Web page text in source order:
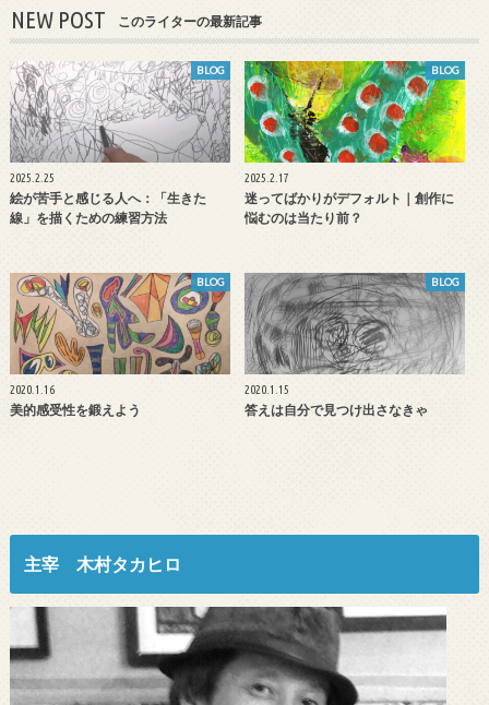
NEW POST このライターの最新記事
BLOG
2025.2.25
絵が苦手と感じる人へ：「生きた
線」を描くための練習方法
BLOG
2025.2.17
迷ってばかりがデフォルト｜創作に
悩むのは当たり前？
BLOG
2020.1.16
美的感受性を鍛えよう
BLOG
2020.1.15
答えは自分で見つけ出さなきゃ
主宰 木村タカヒロ